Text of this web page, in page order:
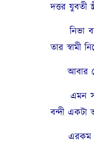
দত্তর যুবতী
নিভা বড়
তার স্বামী
আবার ফোঁস
এমন
বন্দী একটা
এরকম